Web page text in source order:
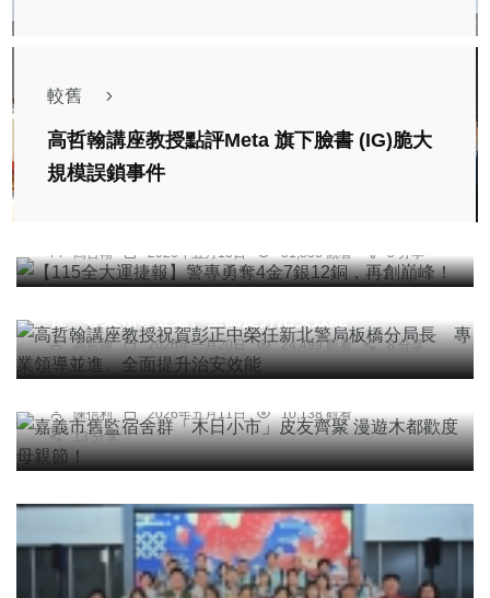
較舊
高哲翰講座教授點評Meta 旗下臉書 (IG)脆大
規模誤鎖事件
專欄
高哲翰 2026年五月13日 51,833 觀看 5 分享
專欄
高哲翰講座教授祝賀彭正中榮任新北警局板橋分局
高哲翰 2026年一月20日 24,499 觀看 8 分享
綜合新聞 旅遊
嘉義市舊監宿舍群「木日小市」皮友齊聚 漫遊木都
陳信利 2026年五月11日
10,138 觀看
13 分享